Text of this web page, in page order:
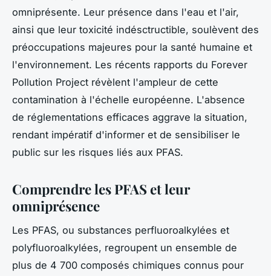
omniprésente. Leur présence dans l'eau et l'air,
ainsi que leur toxicité indésctructible, soulèvent des
préoccupations majeures pour la santé humaine et
l'environnement. Les récents rapports du Forever
Pollution Project révèlent l'ampleur de cette
contamination à l'échelle européenne. L'absence
de réglementations efficaces aggrave la situation,
rendant impératif d'informer et de sensibiliser le
public sur les risques liés aux PFAS.
Comprendre les PFAS et leur
omniprésence
Les PFAS, ou substances perfluoroalkylées et
polyfluoroalkylées, regroupent un ensemble de
plus de 4 700 composés chimiques connus pour